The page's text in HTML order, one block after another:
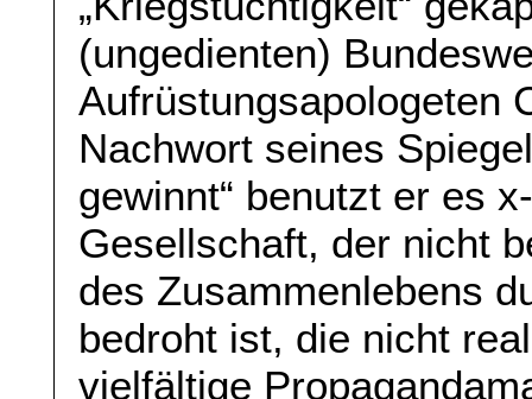
(ungedienten)
Aufrüstungsapologeten
Nachwort seines
gewinnt“ benutzt er es
Gesellschaft, der nicht
des Zusammenlebens
bedroht ist, die nicht
vielfältige